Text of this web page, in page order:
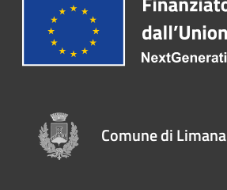
Comune di Limana